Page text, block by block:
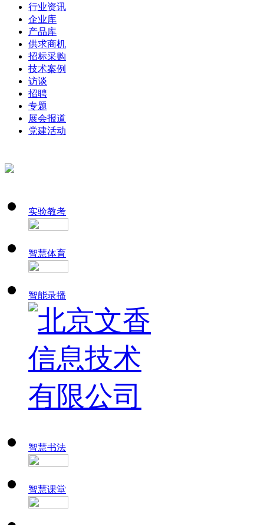
行业资讯
企业库
产品库
供求商机
招标采购
技术案例
访谈
招聘
专题
展会报道
党建活动
实验教考
智慧体育
智能录播
智慧书法
智慧课堂